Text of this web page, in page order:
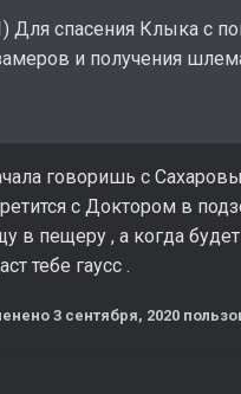
Для спасения Клыка с
и получения
говоришь с
с Доктором в
в пещеру , а когда
тебе гаусс .
3 сентября, 2020